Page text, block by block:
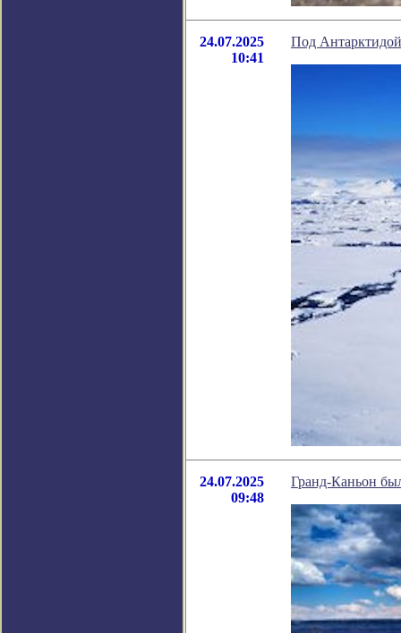
24.07.2025
10:41
Под
24.07.2025
09:48
Гранд-Каньон